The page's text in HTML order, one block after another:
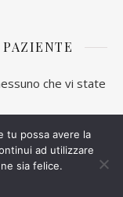
che vi state
tu possa avere la
ad utilizzare
sia felice.